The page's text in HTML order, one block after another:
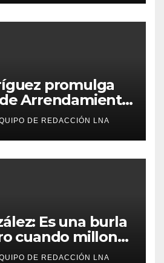
promulga
Arrendamiento
a familias
DE REDACCIÓN LNA
Es una burla
cuando millones
y sin agua
DE REDACCIÓN LNA